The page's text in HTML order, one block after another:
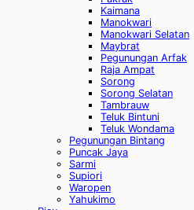
Kaimana
Manokwari
Manokwari Selatan
Maybrat
Pegunungan Arfak
Raja Ampat
Sorong
Sorong Selatan
Tambrauw
Teluk Bintuni
Teluk Wondama
Pegunungan Bintang
Puncak Jaya
Sarmi
Supiori
Waropen
Yahukimo